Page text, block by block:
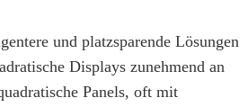
und platzsparende Lösungen
Displays zunehmend an
Panels, oft mit